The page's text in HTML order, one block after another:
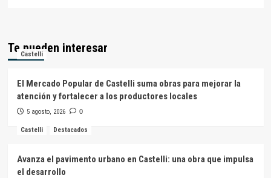
Te pueden interesar
Castelli
El Mercado Popular de Castelli suma obras para mejorar la
atención y fortalecer a los productores locales
5 agosto, 2026 0
Castelli Destacados
Avanza el pavimento urbano en Castelli: una obra que impulsa
el desarrollo